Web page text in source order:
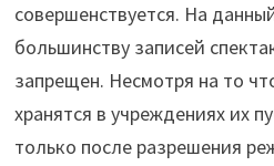
совершенствуется. На
большинству записей
запрещен. Несмотря на то
хранятся в учреждениях их
только после разрешения